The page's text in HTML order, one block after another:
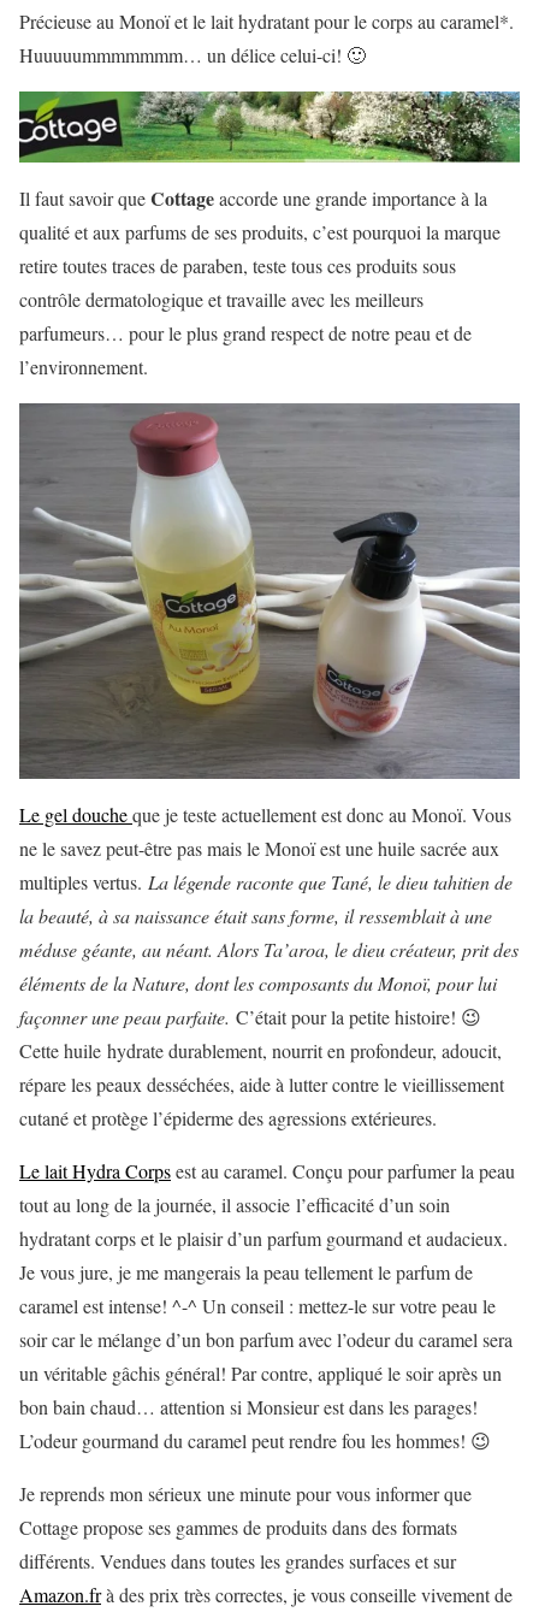
Précieuse au Monoïet lelait hydratant pour le corps au caramel*.
Huuuuummmmmmm… un délice celui-ci! 🙂
Il faut savoir queCottageaccorde une grande importance à la
qualité et aux parfums de ses produits, c’est pourquoi la marque
retire toutes traces de paraben, teste tous ces produits sous
contrôle dermatologique et travaille avec les meilleurs
parfumeurs… pour le plus grand respect de notre peau et de
l’environnement.
Le gel doucheque je teste actuellement est donc au Monoï. Vous
ne le savez peut-être pas mais le Monoï est une huile sacrée aux
multiples vertus. La légende raconte que Tané, le dieu tahitien de
la beauté, à sa naissance était sans forme, il ressemblait à une
méduse géante, au néant. Alors Ta’aroa, le dieu créateur, prit des
éléments de la Nature, dont les composants du Monoï, pour lui
façonner une peau parfaite. C’était pour la petite histoire! 😉
Cette huile hydrate durablement, nourrit en profondeur, adoucit,
répare les peaux desséchées, aide à lutter contre le vieillissement
cutané et protège l’épiderme des agressions extérieures.
Le lait Hydra Corpsest au caramel. Conçu pour parfumer la peau
tout au long de la journée, il associe l’efficacité d’un soin
hydratant corps et le plaisir d’un parfum gourmand et audacieux.
Je vous jure, je me mangerais la peau tellement le parfum de
caramel est intense! ^-^ Un conseil : mettez-le sur votre peau le
soir car le mélange d’un bon parfum avec l’odeur du caramel sera
un véritable gâchis général! Par contre, appliqué le soir après un
bon bain chaud… attention si Monsieur est dans les parages!
L’odeur gourmand du caramel peut rendre fou les hommes! 😉
Je reprends mon sérieux une minute pour vous informer que
Cottagepropose ses gammes de produits dans des formats
différents. Vendues dans toutes les grandes surfaces et sur
Amazon.frà des prix très correctes, je vous conseille vivement de